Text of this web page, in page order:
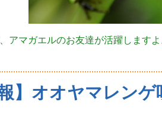
アマガエルのお友達が活躍します
報】オオヤマレンゲ